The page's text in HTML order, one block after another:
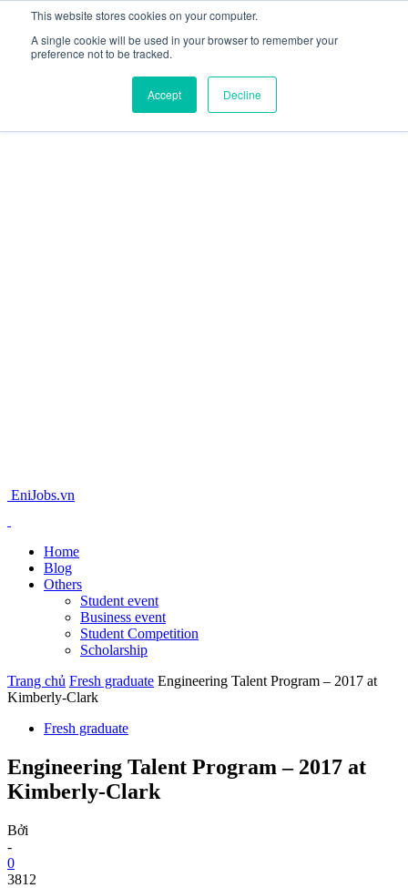
This website stores cookies on your computer.
A single cookie will be used in your browser to remember your
preference not to be tracked.
Accept Decline
EniJobs.vn
Home
Blog
Others
Student event
Business event
Student Competition
Scholarship
Trang chủ Fresh graduate Engineering Talent Program – 2017 at
Kimberly-Clark
Fresh graduate
Engineering Talent Program – 2017 at
Kimberly-Clark
Bởi
-
0
3812